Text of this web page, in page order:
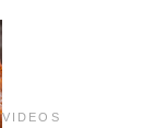
VIDEOS